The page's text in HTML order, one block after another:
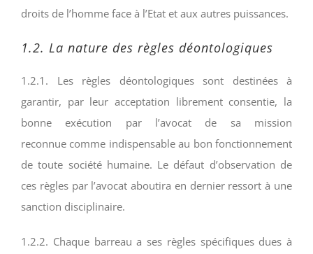
droits de l’homme face à l’Etat et aux autres puissances.
1.2. La nature des règles déontologiques
1.2.1. Les règles déontologiques sont destinées à
garantir, par leur acceptation librement consentie, la
bonne exécution par l’avocat de sa mission
reconnue comme indispensable au bon fonctionnement
de toute société humaine. Le défaut d’observation de
ces règles par l’avocat aboutira en dernier ressort à une
sanction disciplinaire.
1.2.2. Chaque barreau a ses règles spécifiques dues à